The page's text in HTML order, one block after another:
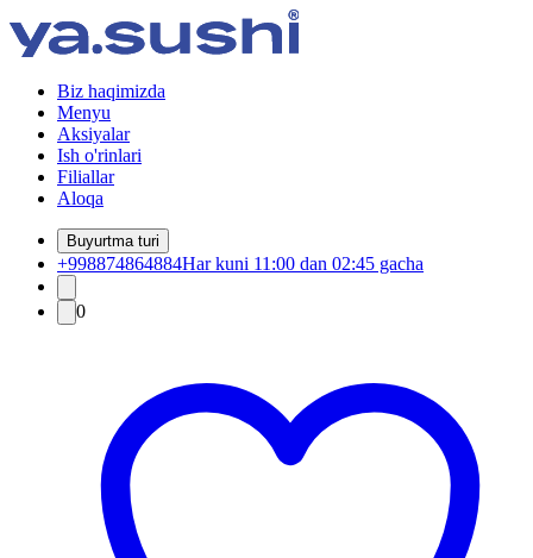
Biz haqimizda
Menyu
Aksiyalar
Ish o'rinlari
Filiallar
Aloqa
Buyurtma turi
+998874864884Har kuni 11:00 dan 02:45 gacha
0